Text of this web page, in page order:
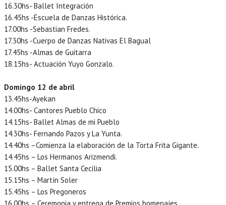
16.30hs- Ballet Integración
16.45hs -Escuela de Danzas Histórica.
17.00hs -Sebastian Fredes.
17.30hs -Cuerpo de Danzas Nativas El Bagual
17.45hs -Almas de Guitarra
18.15hs- Actuación Yuyo Gonzalo.
Domingo 12 de abril
13.45hs-Ayekan
14.00hs- Cantores Pueblo Chico
14.15hs- Ballet Almas de mi Pueblo
14.30hs- Fernando Pazos y La Yunta.
14.40hs –Comienza la elaboración de la Torta Frita Gigante.
14.45hs – Los Hermanos Arizmendi.
15.00hs – Ballet Santa Cecilia
15.15hs – Martín Soler
15.45hs – Los Pregoneros